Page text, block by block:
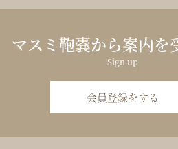
マスミ鞄嚢から案内を
Sign up
会員登録をする